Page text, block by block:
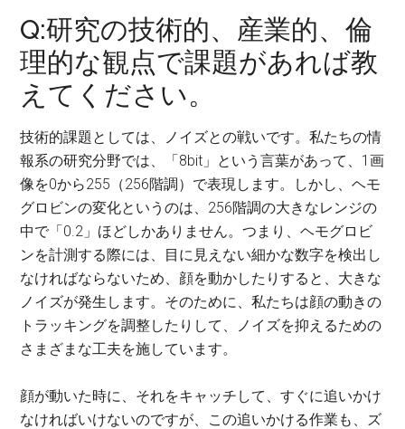
Q:研究の技術的、産業的、倫
理的な観点で課題があれば教
えてください。
技術的課題としては、ノイズとの戦いです。私たちの情
報系の研究分野では、「8bit」という言葉があって、1画
像を0から255（256階調）で表現します。しかし、ヘモ
グロビンの変化というのは、256階調の大きなレンジの
中で「0.2」ほどしかありません。つまり、ヘモグロビ
ンを計測する際には、目に見えない細かな数字を検出し
なければならないため、顔を動かしたりすると、大きな
ノイズが発生します。そのために、私たちは顔の動きの
トラッキングを調整したりして、ノイズを抑えるための
さまざまな工夫を施しています。
顔が動いた時に、それをキャッチして、すぐに追いかけ
なければいけないのですが、この追いかける作業も、ズ